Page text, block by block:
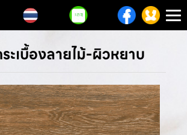
ะเบื้องลายไม้-ผิวหยาบ